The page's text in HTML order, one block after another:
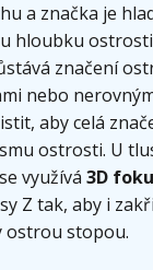
a značka je
hloubku
značení
nebo
aby celá
ostrosti. U
využívá 3D
Z tak, aby i
ostrou stopou.